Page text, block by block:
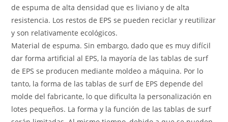
de espuma de alta densidad que es liviano y de alta
resistencia. Los restos de EPS se pueden reciclar y reutilizar
y son relativamente ecológicos.
Material de espuma. Sin embargo, dado que es muy difícil
dar forma artificial al EPS, la mayoría de las tablas de surf
de EPS se producen mediante moldeo a máquina. Por lo
tanto, la forma de las tablas de surf de EPS depende del
molde del fabricante, lo que dificulta la personalización en
lotes pequeños. La forma y la función de las tablas de surf